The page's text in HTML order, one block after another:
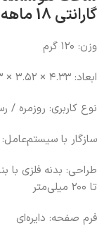
گارانتی 18 ماهه شرکتی
وزن: ۱۲۰ گرم
ابعاد: ۴.۳۳ × ۳.۵۲ × ۱.۱۳ سانتی‌متر
نوع کاربری: روزمره
سازگار با سیستم‌عامل: Android 7.0+ و iOS 12.0+
تا ۲۰۰ میلی‌متر
فرم صفحه: دایره‌ای